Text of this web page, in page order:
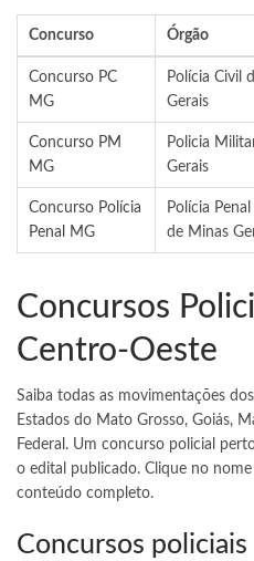
Concurso Órgão
Concurso PC
MG
Polícia Civil
Gerais
Concurso PM
MG
Policia
Gerais
Concurso Polícia
Penal MG
Polícia
de Minas
Concursos
Centro-Oeste
Saiba todas as movimentações dos
Estados do Mato Grosso, Goiás,
Federal. Um concurso policial
o edital publicado. Clique no
conteúdo completo.
Concursos